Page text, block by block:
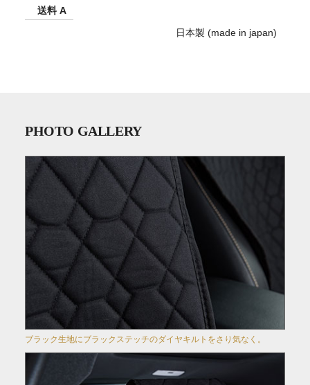
送料 A
日本製 (made in japan)
PHOTO GALLERY
ブラック生地にブラックステッチのダイヤキルトをさり気なく。